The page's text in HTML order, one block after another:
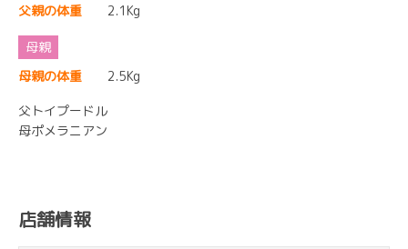
父親の体重 2.1Kg
母親の体重
2.5Kg
父トイプードル
母ポメラニアン
店舗情報